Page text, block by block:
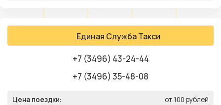
Единая Служба Такси
+7 (3496) 43-24-44
+7 (3496) 35-48-08
Цена поездки: от 100 рублей